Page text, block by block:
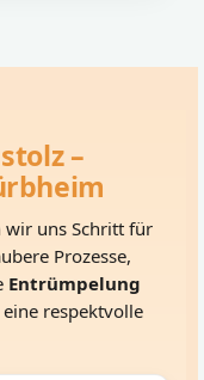
–
wir uns Schritt für
Prozesse,
Entrümpelung
respektvolle